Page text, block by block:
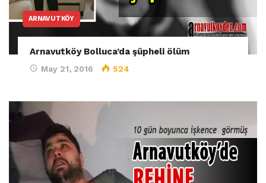
ARNAVUTKÖY
Arnavutköy Bolluca’da şüpheli ölüm
May 21, 2016 524